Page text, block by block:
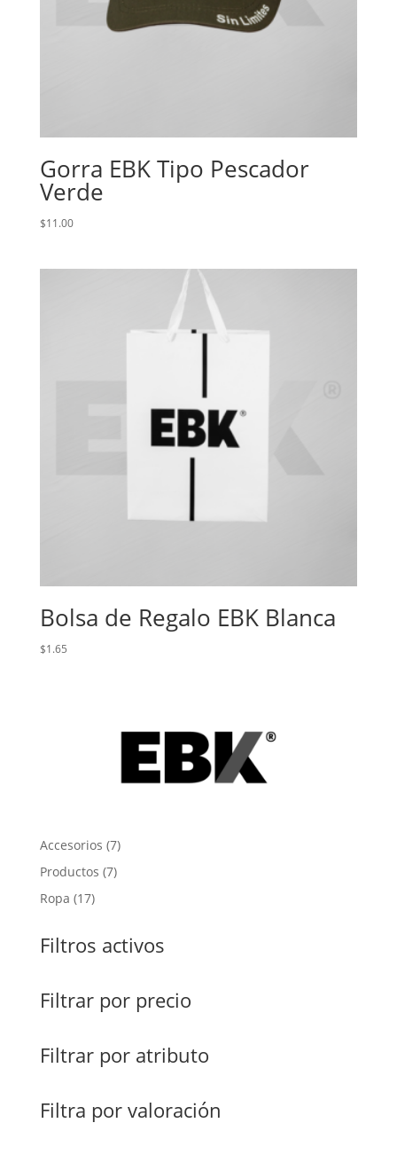
Gorra EBK Tipo Pescador
Verde
$11.00
Bolsa de Regalo EBK Blanca
$1.65
Accesorios 77
productos
Productos 77
Ropa 1717
Filtros activos
Filtrar por precio
Filtrar por atributo
Filtra por valoración